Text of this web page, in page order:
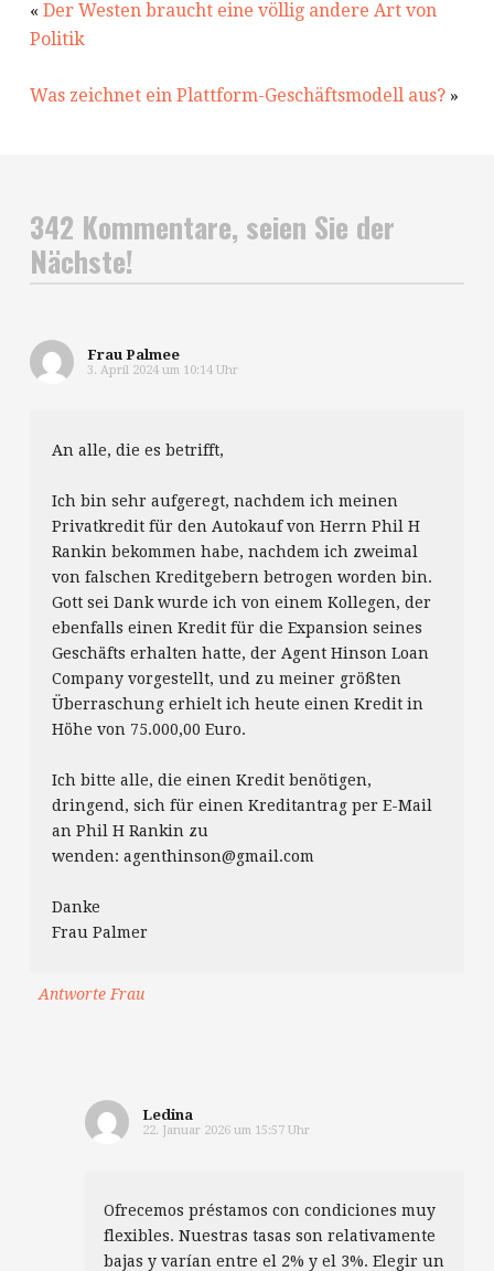
« Der Westen braucht eine völlig andere Art von
Politik
Was zeichnet ein Plattform-Geschäftsmodell aus?»
342 Kommentare, seien Sie der
Nächste!
Frau Palmee
3. April 2024 um 10:14 Uhr
An alle, die es betrifft,
Ich bin sehr aufgeregt, nachdem ich meinen
Privatkredit für den Autokauf von Herrn Phil H
Rankin bekommen habe, nachdem ich zweimal
von falschen Kreditgebern betrogen worden bin.
Gott sei Dank wurde ich von einem Kollegen, der
ebenfalls einen Kredit für die Expansion seines
Geschäfts erhalten hatte, der Agent Hinson Loan
Company vorgestellt, und zu meiner größten
Überraschung erhielt ich heute einen Kredit in
Höhe von 75.000,00 Euro.
Ich bitte alle, die einen Kredit benötigen,
dringend, sich für einen Kreditantrag per E-Mail
an Phil H Rankin zu
wenden: agenthinson@gmail.com
Danke
Frau Palmer
Antworte Frau
Ledina
22. Januar 2026 um 15:57 Uhr
Ofrecemos préstamos con condiciones muy
flexibles. Nuestras tasas son relativamente
bajas y varían entre el 2% y el 3%. Elegir un